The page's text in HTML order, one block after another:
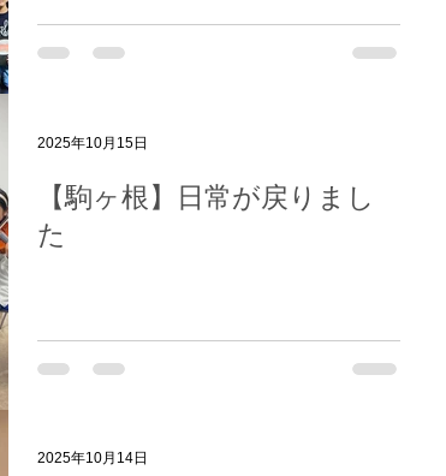
【駒ヶ根】日常が戻りまし
た
2025年10月15日
2025年10月14日